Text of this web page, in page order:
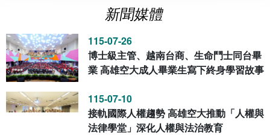
報名系統
線上報名
線上報名查詢
研發處
秘書處事務組
秘書處出納組
文化藝術學系
科技管理學系
健康管理與促進學系
網路選課
網路教學 3.0 (111-2學期啟用)
校園行事曆
資訊服務線上報修系統
消耗品申請
會計預警及請購系統
教室‧會議室預約系統
法令規章
書表下載
政府公開資訊
新聞媒體
115-07-26
博士級主管、越南台商、生命鬥士同台畢
業 高雄空大成人畢業生寫下終身學習故事
115-07-10
接軌國際人權趨勢 高雄空大推動「人權與
法律學堂」深化人權與法治教育